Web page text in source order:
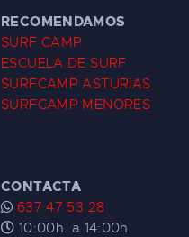
RECOMENDAMOS
SURF CAMP
ESCUELA DE SURF
SURFCAMP ASTURIAS
SURFCAMP MENORES
CONTACTA
637 47 53 28
10:00h. a 14:00h.